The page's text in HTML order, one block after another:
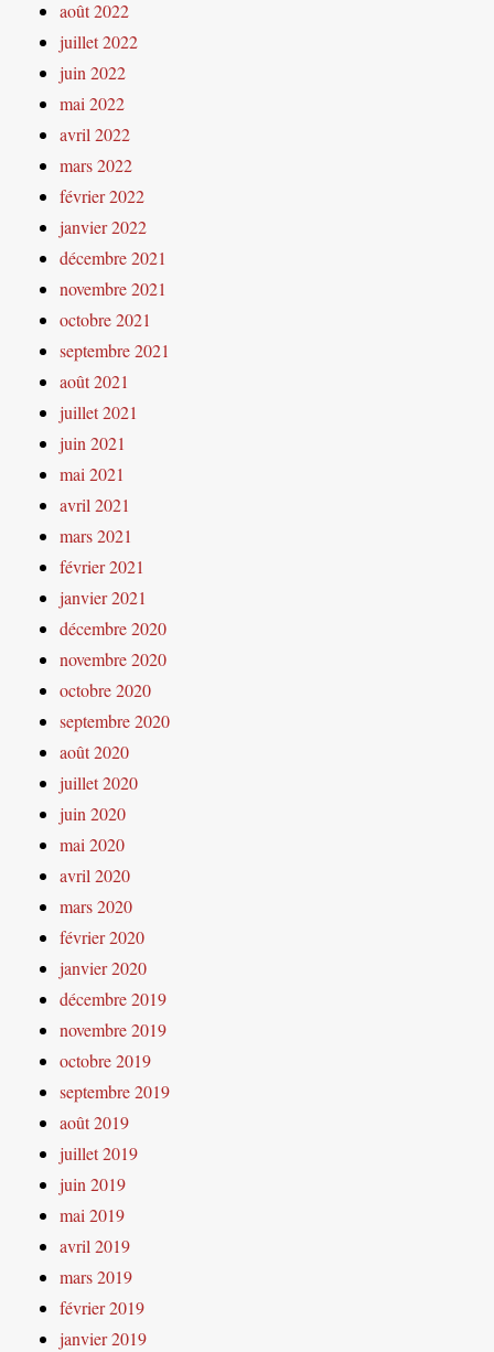
août 2022
juillet 2022
juin 2022
mai 2022
avril 2022
mars 2022
février 2022
janvier 2022
décembre 2021
novembre 2021
octobre 2021
septembre 2021
août 2021
juillet 2021
juin 2021
mai 2021
avril 2021
mars 2021
février 2021
janvier 2021
décembre 2020
novembre 2020
octobre 2020
septembre 2020
août 2020
juillet 2020
juin 2020
mai 2020
avril 2020
mars 2020
février 2020
janvier 2020
décembre 2019
novembre 2019
octobre 2019
septembre 2019
août 2019
juillet 2019
juin 2019
mai 2019
avril 2019
mars 2019
février 2019
janvier 2019